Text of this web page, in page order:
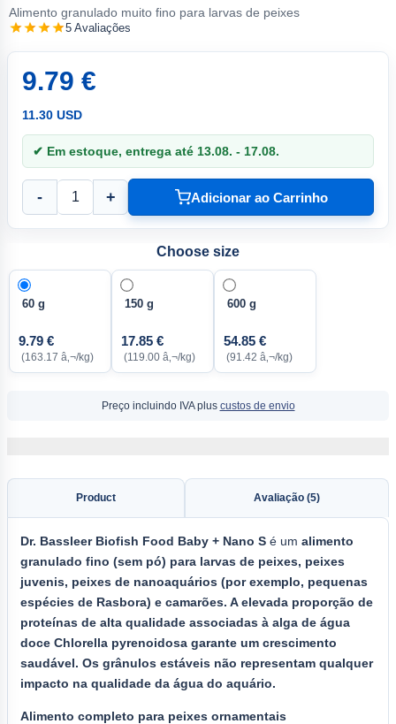
Alimento granulado muito fino para larvas de peixes
5 Avaliações
9.79 €
11.30 USD
✔ Em estoque, entrega até 13.08. - 17.08.
- + Adicionar ao Carrinho
Choose size
60 g
9.79 €
(163.17 â‚¬/kg)
150 g
17.85 €
(119.00 â‚¬/kg)
600 g
54.85 €
(91.42 â‚¬/kg)
Preço incluindo IVA plus custos de envio
Product Avaliação (5)
Dr. Bassleer Biofish Food Baby + Nano S é um alimento
granulado fino (sem pó) para larvas de peixes, peixes
juvenis, peixes de nanoaquários (por exemplo, pequenas
espécies de Rasbora) e camarões. A elevada proporção de
proteínas de alta qualidade associadas à alga de água
doce Chlorella pyrenoidosa garante um crescimento
saudável. Os grânulos estáveis não representam qualquer
impacto na qualidade da água do aquário.
Alimento completo para peixes ornamentais